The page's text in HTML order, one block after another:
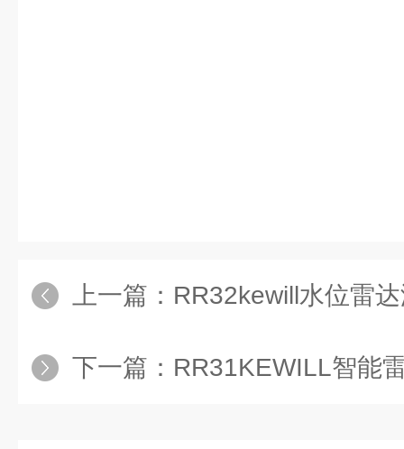
上一篇： RR32kewill水位雷
下一篇： RR31KEWILL智能